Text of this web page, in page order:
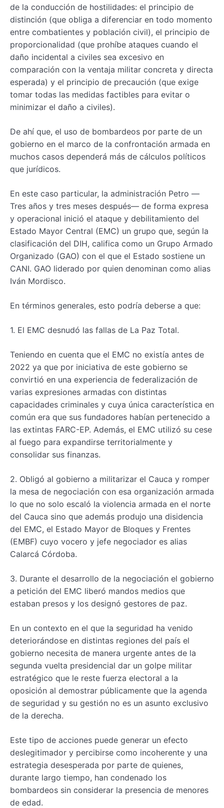
de la conducción de hostilidades: el principio de
distinción (que obliga a diferenciar en todo momento
entre combatientes y población civil), el principio de
proporcionalidad (que prohíbe ataques cuando el
daño incidental a civiles sea excesivo en
comparación con la ventaja militar concreta y directa
esperada) y el principio de precaución (que exige
tomar todas las medidas factibles para evitar o
minimizar el daño a civiles).
De ahí que, el uso de bombardeos por parte de un
gobierno en el marco de la confrontación armada en
muchos casos dependerá más de cálculos políticos
que jurídicos.
En este caso particular, la administración Petro —
Tres años y tres meses después— de forma expresa
y operacional inició el ataque y debilitamiento del
Estado Mayor Central (EMC) un grupo que, según la
clasificación del DIH, califica como un Grupo Armado
Organizado (GAO) con el que el Estado sostiene un
CANI. GAO liderado por quien denominan como alias
Iván Mordisco.
En términos generales, esto podría deberse a que:
1. El EMC desnudó las fallas de La Paz Total.
Teniendo en cuenta que el EMC no existía antes de
2022 ya que por iniciativa de este gobierno se
convirtió en una experiencia de federalización de
varias expresiones armadas con distintas
capacidades criminales y cuya única característica en
común era que sus fundadores habían pertenecido a
las extintas FARC-EP. Además, el EMC utilizó su cese
al fuego para expandirse territorialmente y
consolidar sus finanzas.
2. Obligó al gobierno a militarizar el Cauca y romper
la mesa de negociación con esa organización armada
lo que no solo escaló la violencia armada en el norte
del Cauca sino que además produjo una disidencia
del EMC, el Estado Mayor de Bloques y Frentes
(EMBF) cuyo vocero y jefe negociador es alias
Calarcá Córdoba.
3. Durante el desarrollo de la negociación el gobierno
a petición del EMC liberó mandos medios que
estaban presos y los designó gestores de paz.
En un contexto en el que la seguridad ha venido
deteriorándose en distintas regiones del país el
gobierno necesita de manera urgente antes de la
segunda vuelta presidencial dar un golpe militar
estratégico que le reste fuerza electoral a la
oposición al demostrar públicamente que la agenda
de seguridad y su gestión no es un asunto exclusivo
de la derecha.
Este tipo de acciones puede generar un efecto
deslegitimador y percibirse como incoherente y una
estrategia desesperada por parte de quienes,
durante largo tiempo, han condenado los
bombardeos sin considerar la presencia de menores
de edad.